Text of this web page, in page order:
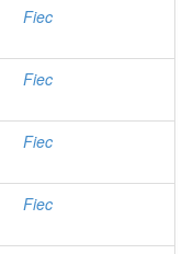
Fiec
Fiec
Fiec
Fiec